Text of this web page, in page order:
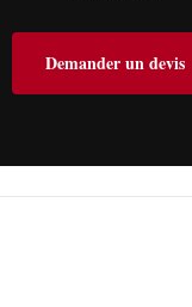
Demander un devis